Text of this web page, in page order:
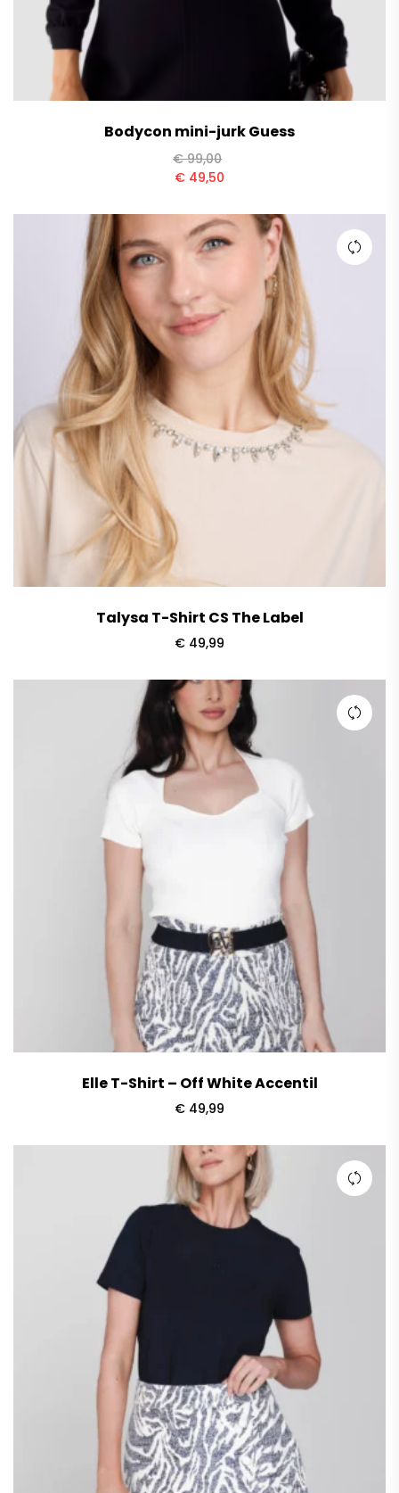
Bodycon mini-jurk Guess
€99,00
€ 49,50
Talysa T-Shirt CS The Label
€ 49,99
Elle T-Shirt – Off White Accentil
€ 49,99